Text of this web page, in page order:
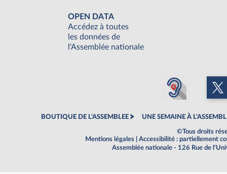
OPEN DATA
Accédez à toutes
les données de
l'Assemblée nationale
BOUTIQUE DE L'ASSEMBLEE UNE SEMAINE À
©Tous droits
Mentions légales
Accessibilité : partiellement
Assemblée nationale - 126 Rue de